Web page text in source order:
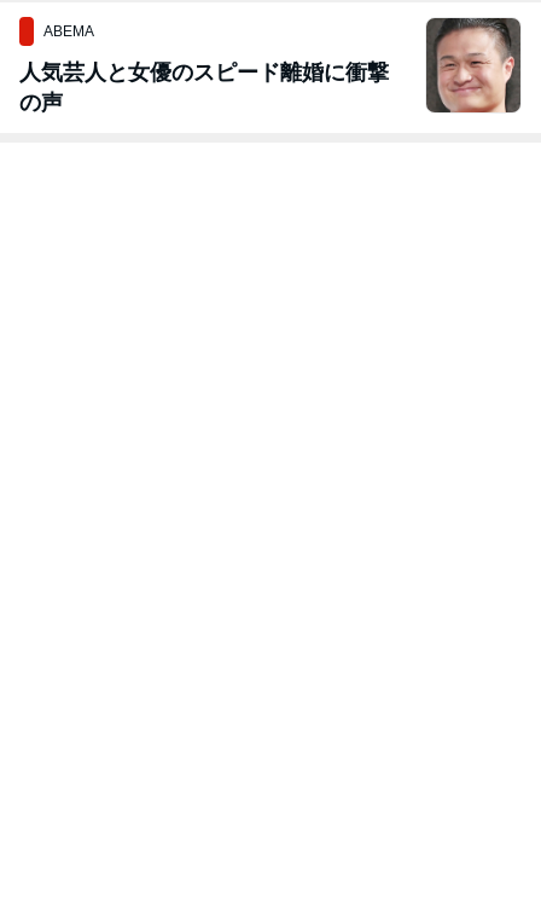
ABEMA
人気芸人と女優のスピード離婚に衝撃
の声